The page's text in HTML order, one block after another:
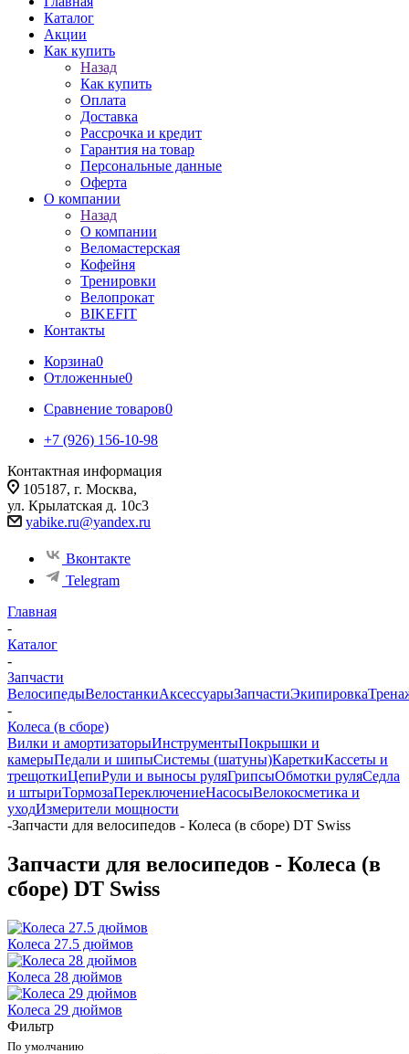
Каталог
Акции
Как купить
Назад
Как купить
Оплата
Доставка
Рассрочка и кредит
Гарантия на товар
Персональные данные
Оферта
О компании
Назад
О компании
Веломастерская
Кофейня
Тренировки
Велопрокат
BIKEFIT
Контакты
Корзина0
Отложенные0
Сравнение товаров0
+7 (926) 156-10-98
Контактная информация
105187, г. Москва,
ул. Крылатская д. 10с3
yabike.ru@yandex.ru
Вконтакте
Telegram
Главная
-
Каталог
-
Запчасти
ВелосипедыВелостанкиАксессуарыЗапчастиЭкипировка
-
Колеса (в сборе)
Вилки и амортизаторыИнструментыПокрышки и
камерыПедали и шипыСистемы (шатуны)КареткиКассеты и
трещоткиЦепиРули и выносы руляГрипсыОбмотки руляСедла
и штыриТормозаПереключениеНасосыВелокосметика и
уходИзмерители мощности
-Запчасти для велосипедов - Колеса (в сборе) DT Swiss
Запчасти для велосипедов - Колеса (в
сборе) DT Swiss
Колеса 27.5 дюймов
Колеса 28 дюймов
Колеса 29 дюймов
Фильтр
По умолчанию